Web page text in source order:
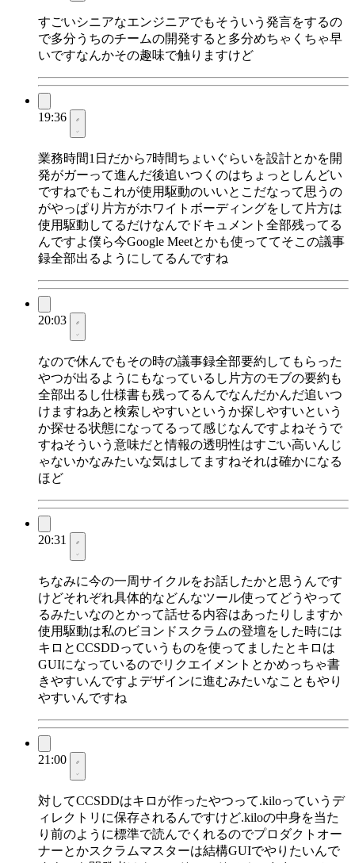
すごいシニアなエンジニアでもそういう発言をするの
で多分うちのチームの開発すると多分めちゃくちゃ早
いですなんかその趣味で触りますけど
19:36
業務時間1日だから7時間ちょいぐらいを設計とかを開
発がガーって進んだ後追いつくのはちょっとしんどい
ですねでもこれが使用駆動のいいとこだなって思うの
がやっぱり片方がホワイトボーディングをして片方は
使用駆動してるだけなんでドキュメント全部残ってる
んですよ僕ら今Google Meetとかも使っててそこの議事
録全部出るようにしてるんですね
20:03
なので休んでもその時の議事録全部要約してもらった
やつが出るようにもなっているし片方のモブの要約も
全部出るし仕様書も残ってるんでなんだかんだ追いつ
けますねあと検索しやすいというか探しやすいという
か探せる状態になってるって感じなんですよねそうで
すねそういう意味だと情報の透明性はすごい高いんじ
ゃないかなみたいな気はしてますねそれは確かになる
ほど
20:31
ちなみに今の一周サイクルをお話したかと思うんです
けどそれぞれ具体的などんなツール使ってどうやって
るみたいなのとかって話せる内容はあったりしますか
使用駆動は私のビヨンドスクラムの登壇をした時には
キロとCCSDDっていうものを使ってましたとキロは
GUIになっているのでリクエイメントとかめっちゃ書
きやすいんですよデザインに進むみたいなこともやり
やすいんですね
21:00
対してCCSDDはキロが作ったやつって.kiloっていうデ
ィレクトリに保存されるんですけど.kiloの中身を当た
り前のように標準で読んでくれるのでプロダクトオー
ナーとかスクラムマスターは結構GUIでやりたいんで